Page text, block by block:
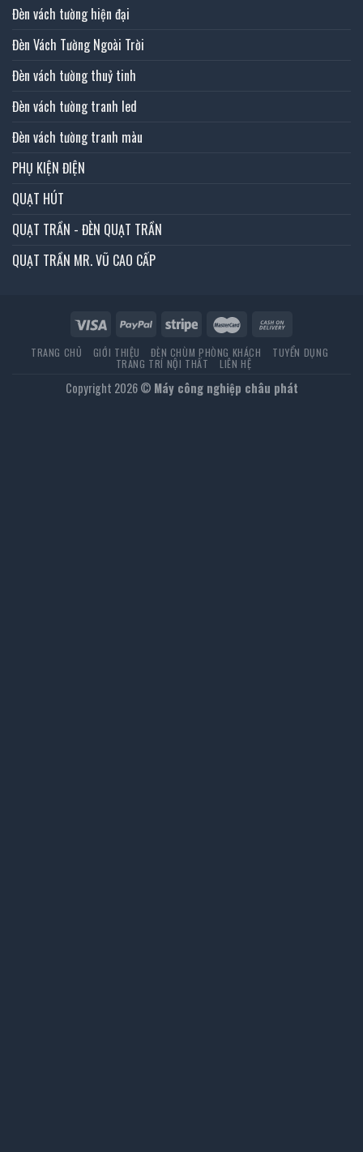
Đèn vách tường hiện đại
Đèn Vách Tường Ngoài Trời
Đèn vách tường thuỷ tinh
Đèn vách tường tranh led
Đèn vách tường tranh màu
PHỤ KIỆN ĐIỆN
QUẠT HÚT
QUẠT TRẦN - ĐÈN QUẠT TRẦN
QUẠT TRẦN MR. VŨ CAO CẤP
TRANG CHỦ GIỚI THIỆU ĐÈN CHÙM PHÒNG KHÁCH TUYỂN DỤNG
TRANG TRÍ NỘI THẤT LIÊN HỆ
Copyright 2026 © Máy công nghiệp châu phát